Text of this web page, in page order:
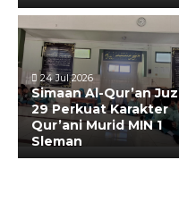
24 Jul 2026
Simaan Al-Qur’an Juz
29 Perkuat Karakter
Qur’ani Murid MIN 1
Sleman